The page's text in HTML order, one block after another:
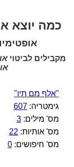
כמה יוצא
אופטימיות
מקבילים לביטוי
"אלף מם תיו"
גימטריה:607
מס' מילים:3
מס' אותיות: 22
מס' חיפושים:0